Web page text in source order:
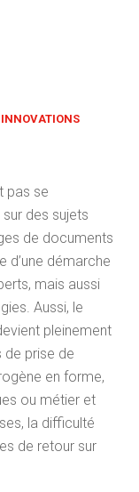
pas se
des sujets
de documents
d’une démarche
mais aussi
Aussi, le
pleinement
de prise de
en forme,
ou métier et
la difficulté
de retour sur